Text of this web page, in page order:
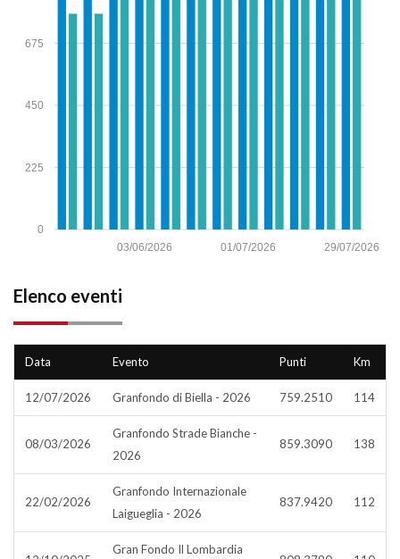
0
225
450
675
29/07/2026
01/07/2026
03/06/2026
Elenco eventi
Data Evento Punti Km
12/07/2026 Granfondo di Biella - 2026 759.2510 114
08/03/2026
Granfondo Strade Bianche -
2026
859.3090 138
22/02/2026
Granfondo Internazionale
Laigueglia - 2026
837.9420 112
Gran Fondo Il Lombardia